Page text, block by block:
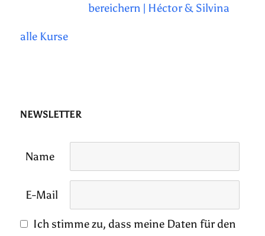
bereichern | Héctor & Silvina
alle Kurse
NEWSLETTER
Name
E-Mail
Ich stimme zu, dass meine Daten für den